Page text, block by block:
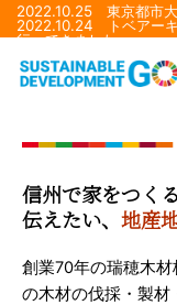
2022.10.25 東京都市
2022.10.24 トベアーキ
行ってきました。
2022.10.24 Airchi Airs
木材の杉材を使用して頂
信州で家をつくる
伝えたい、 地産
創業70年の瑞穂木
の木材の伐採・製材